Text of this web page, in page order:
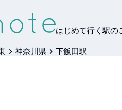
はじめて行く駅の
神奈川県 下飯田駅